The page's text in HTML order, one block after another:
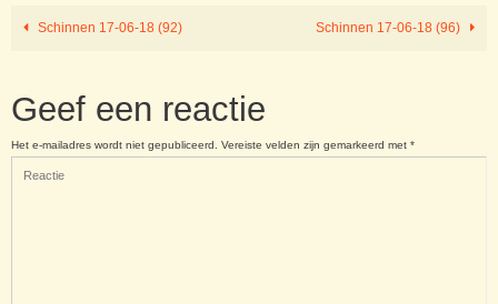
Schinnen 17-06-18 (92) Schinnen 17-06-18 (96)
Geef een reactie
Het e-mailadres wordt niet gepubliceerd. Vereiste velden zijn gemarkeerd met *